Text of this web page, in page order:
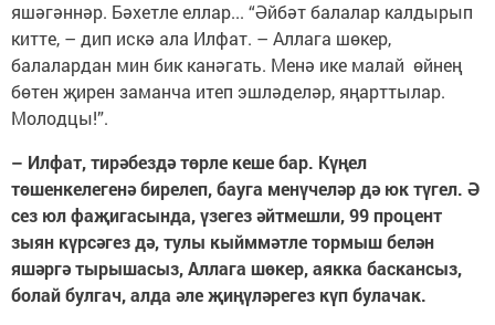
яшәгәннәр. Бәхетле еллар... “Әйбәт балалар калдырып
китте, – дип искә ала Илфат. – Аллага шөкер,
балалардан мин бик канәгать. Менә ике малай өйнең
бөтен җирен заманча итеп эшләделәр, яңарттылар.
Молодцы!”.
– Илфат, тирәбездә төрле кеше бар. Күңел
төшенкелегенә бирелеп, бауга менүчеләр дә юк түгел. Ә
сез юл фаҗигасында, үзегез әйтмешли, 99 процент
зыян күрсәгез дә, тулы кыйммәтле тормыш белән
яшәргә тырышасыз, Аллага шөкер, аякка баскансыз,
болай булгач, алда әле җиңүләрегез күп булачак.